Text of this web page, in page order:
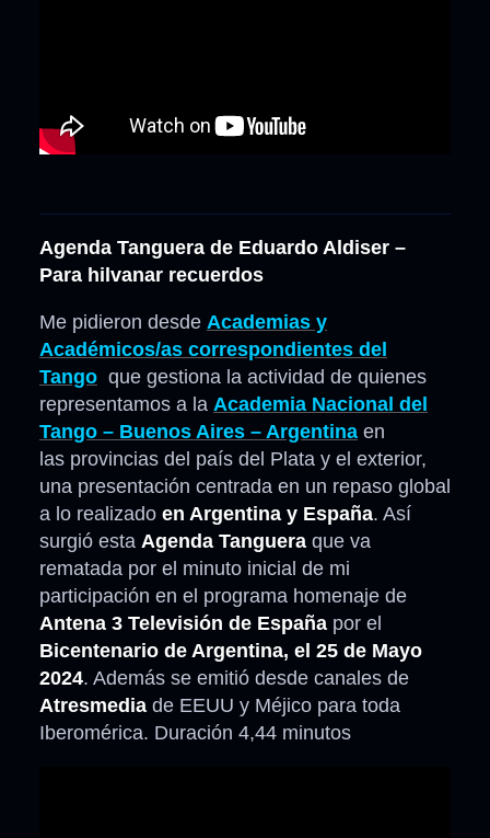
Agenda Tanguera de Eduardo Aldiser –
Para hilvanar recuerdos
Me pidieron desde Academias y
Académicos/as correspondientes del
Tango que gestiona la actividad de quienes
representamos a la Academia Nacional del
Tango – Buenos Aires – Argentina en
las provincias del país del Plata y el exterior,
una presentación centrada en un repaso global
a lo realizado en Argentina y España. Así
surgió esta Agenda Tanguera que va
rematada por el minuto inicial de mi
participación en el programa homenaje de
Antena 3 Televisión de España por el
Bicentenario de Argentina, el 25 de Mayo
2024. Además se emitió desde canales de
Atresmedia de EEUU y Méjico para toda
Iberomérica. Duración 4,44 minutos